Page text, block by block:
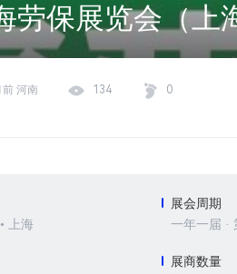
劳保展览会（上
前 河南 134 0
上海
展会周期
一年一届 ·
展商数量